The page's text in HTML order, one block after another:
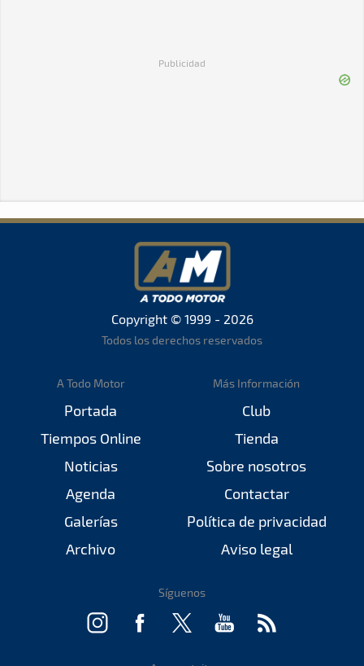
Publicidad
Copyright © 1999 - 2026
Todos los derechos reservados
A Todo Motor
Portada
Tiempos Online
Noticias
Agenda
Galerías
Archivo
Más Información
Club
Tienda
Sobre nosotros
Contactar
Política de privacidad
Aviso legal
Síguenos